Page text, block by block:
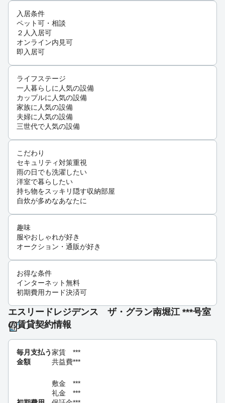
入居条件
ペット可・相談
２人入居可
オンライン内見可
即入居可
ライフステージ
一人暮らしに人気の設備
カップルに人気の設備
家族に人気の設備
夫婦に人気の設備
三世代で人気の設備
こだわり
セキュリティ対策重視
雨の日でも洗濯したい
洋室で暮らしたい
持ち物をスッキリ隠す収納部屋
自炊が多めなあなたに
趣味
服やおしゃれが好き
オークション・通販が好き
お得な条件
インターネット無料
初期費用カード決済可
エスリードレジデンス ザ・グラン南堀江 ***号室
の賃貸契約情報
毎月支払う
金額
家賃
***
共益費***
敷金
***
礼金
***